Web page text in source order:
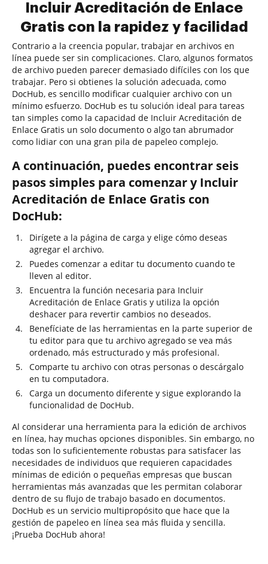
Incluir Acreditación de Enlace
Gratis con la rapidez y facilidad
Contrario a la creencia popular, trabajar en archivos en
línea puede ser sin complicaciones. Claro, algunos formatos
de archivo pueden parecer demasiado difíciles con los que
trabajar. Pero si obtienes la solución adecuada, como
DocHub, es sencillo modificar cualquier archivo con un
mínimo esfuerzo. DocHub es tu solución ideal para tareas
tan simples como la capacidad de Incluir Acreditación de
Enlace Gratis un solo documento o algo tan abrumador
como lidiar con una gran pila de papeleo complejo.
A continuación, puedes encontrar seis
pasos simples para comenzar y Incluir
Acreditación de Enlace Gratis con
DocHub:
Dirígete a la página de carga y elige cómo deseas
agregar el archivo.
Puedes comenzar a editar tu documento cuando te
lleven al editor.
Encuentra la función necesaria para Incluir
Acreditación de Enlace Gratis y utiliza la opción
deshacer para revertir cambios no deseados.
Benefíciate de las herramientas en la parte superior de
tu editor para que tu archivo agregado se vea más
ordenado, más estructurado y más profesional.
Comparte tu archivo con otras personas o descárgalo
en tu computadora.
Carga un documento diferente y sigue explorando la
funcionalidad de DocHub.
Al considerar una herramienta para la edición de archivos
en línea, hay muchas opciones disponibles. Sin embargo, no
todas son lo suficientemente robustas para satisfacer las
necesidades de individuos que requieren capacidades
mínimas de edición o pequeñas empresas que buscan
herramientas más avanzadas que les permitan colaborar
dentro de su flujo de trabajo basado en documentos.
DocHub es un servicio multipropósito que hace que la
gestión de papeleo en línea sea más fluida y sencilla.
¡Prueba DocHub ahora!